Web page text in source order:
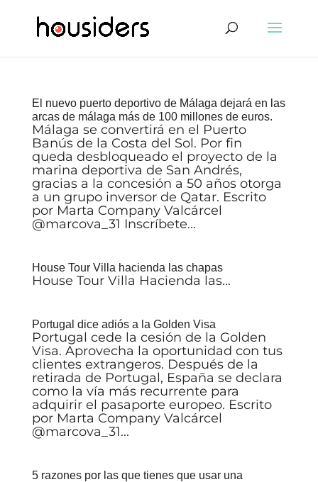
El nuevo puerto deportivo de Málaga dejará en las
arcas de málaga más de 100 millones de euros.
Málaga se convertirá en el Puerto
Banús de la Costa del Sol. Por fin
queda desbloqueado el proyecto de la
marina deportiva de San Andrés,
gracias a la concesión a 50 años otorga
a un grupo inversor de Qatar. Escrito
por Marta Company Valcárcel
@marcova_31 Inscríbete...
House Tour Villa hacienda las chapas
House Tour Villa Hacienda las...
Portugal dice adiós a la Golden Visa
Portugal cede la cesión de la Golden
Visa. Aprovecha la oportunidad con tus
clientes extrangeros. Después de la
retirada de Portugal, España se declara
como la vía más recurrente para
adquirir el pasaporte europeo. Escrito
por Marta Company Valcárcel
@marcova_31...
5 razones por las que tienes que usar una